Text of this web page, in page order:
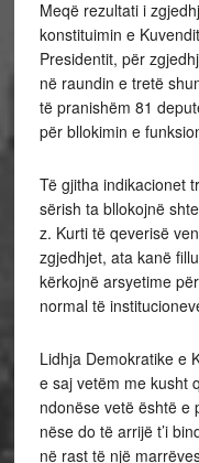
Meqë rezultati i
konstituimin e
Presidentit, për
në raundin e tretë
të pranishëm 81
për bllokimin e
Të gjitha indikacionet
sërish ta bllokojnë
z. Kurti të qeverisë
zgjedhjet, ata kanë
kërkojnë arsyetime
normal të
Lidhja Demokratike e
e saj vetëm me kusht
ndonëse vetë është e
nëse do të arrijë t’i
në rast të një